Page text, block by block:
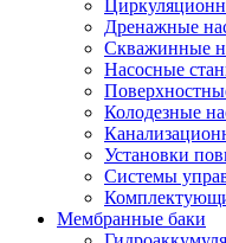
Дренажные
Скважинные
Насосные
Колодезные
Установки
Системы
Мембранные баки